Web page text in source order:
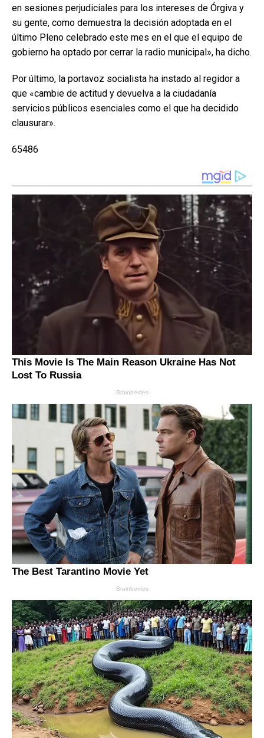
en sesiones perjudiciales para los intereses de Órgiva y
su gente, como demuestra la decisión adoptada en el
último Pleno celebrado este mes en el que el equipo de
gobierno ha optado por cerrar la radio municipal», ha dicho.
Por último, la portavoz socialista ha instado al regidor a
que «cambie de actitud y devuelva a la ciudadanía
servicios públicos esenciales como el que ha decidido
clausurar».
65486